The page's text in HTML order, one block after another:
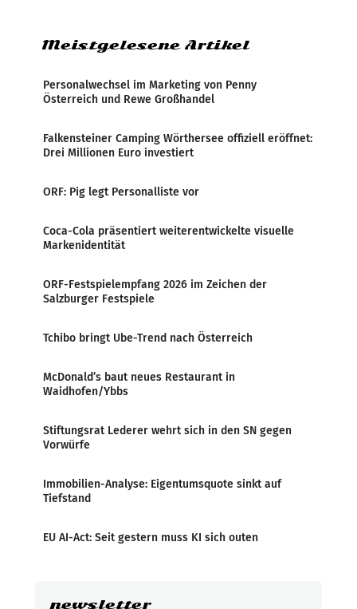
Meistgelesene Artikel
Personalwechsel im Marketing von Penny
Österreich und Rewe Großhandel
Falkensteiner Camping Wörthersee offiziell eröffnet:
Drei Millionen Euro investiert
ORF: Pig legt Personalliste vor
Coca-Cola präsentiert weiterentwickelte visuelle
Markenidentität
ORF-Festspielempfang 2026 im Zeichen der
Salzburger Festspiele
Tchibo bringt Ube-Trend nach Österreich
McDonald’s baut neues Restaurant in
Waidhofen/Ybbs
Stiftungsrat Lederer wehrt sich in den SN gegen
Vorwürfe
Immobilien-Analyse: Eigentumsquote sinkt auf
Tiefstand
EU AI-Act: Seit gestern muss KI sich outen
newsletter